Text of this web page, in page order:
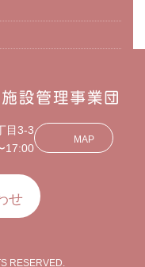
目3-3
17:00
MAP
せ
RESERVED.